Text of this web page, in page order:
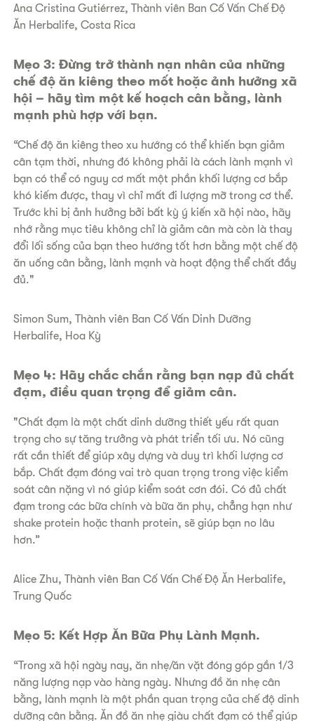
Ana Cristina Gutiérrez, Thành viên Ban Cố Vấn Chế Độ
Ăn Herbalife, Costa Rica
Mẹo 3: Đừng trở thành nạn nhân của những
chế độ ăn kiêng theo mốt hoặc ảnh hưởng xã
hội – hãy tìm một kế hoạch cân bằng, lành
mạnh phù hợp với bạn.
“Chế độ ăn kiêng theo xu hướng có thể khiến bạn giảm
cân tạm thời, nhưng đó không phải là cách lành mạnh vì
bạn có thể có nguy cơ mất một phần khối lượng cơ bắp
khó kiếm được, thay vì chỉ mất đi lượng mỡ trong cơ thể.
Trước khi bị ảnh hưởng bởi bất kỳ ý kiến xã hội nào, hãy
nhớ rằng mục tiêu không chỉ là giảm cân mà còn là thay
đổi lối sống của bạn theo hướng tốt hơn bằng một chế độ
ăn uống cân bằng, lành mạnh và hoạt động thể chất đầy
đủ."
Simon Sum, Thành viên Ban Cố Vấn Dinh Dưỡng
Herbalife, Hoa Kỳ
Mẹo 4: Hãy chắc chắn rằng bạn nạp đủ chất
đạm, điều quan trọng để giảm cân.
"Chất đạm là một chất dinh dưỡng thiết yếu rất quan
trọng cho sự tăng trưởng và phát triển tối ưu. Nó cũng
rất cần thiết để giúp xây dựng và duy trì khối lượng cơ
bắp. Chất đạm đóng vai trò quan trọng trong việc kiểm
soát cân nặng vì nó giúp kiểm soát cơn đói. Có đủ chất
đạm trong các bữa chính và bữa ăn phụ, chẳng hạn như
shake protein hoặc thanh protein, sẽ giúp bạn no lâu
hơn.”
​Alice Zhu, Thành viên Ban Cố Vấn Chế Độ Ăn Herbalife,
Trung Quốc
Mẹo 5: Kết Hợp Ăn Bữa Phụ Lành Mạnh.
“Trong xã hội ngày nay, ăn nhẹ/ăn vặt đóng góp gần 1/3
năng lượng nạp vào hàng ngày. Nhưng đồ ăn nhẹ cân
bằng, lành mạnh là một phần quan trọng của chế độ dinh
dưỡng cân bằng. Ăn đồ ăn nhẹ giàu chất đạm có thể giúp